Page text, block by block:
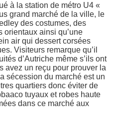
à la station de métro U4 «
grand marché de la ville, le
des costumes, des
orientaux ainsi qu’une
air qui dessert corsées
Visiteurs remarque qu’il
d’Autriche même s’ils ont
avez un reçu pour prouver la
sécession du marché est un
quartiers donc éviter de
tuyaux et robes haute
dans ce marché aux